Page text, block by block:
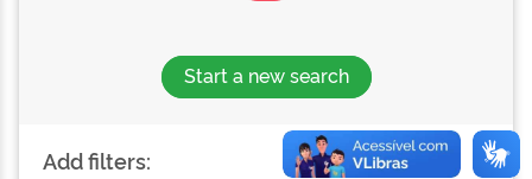
Start a new search
Add filters: